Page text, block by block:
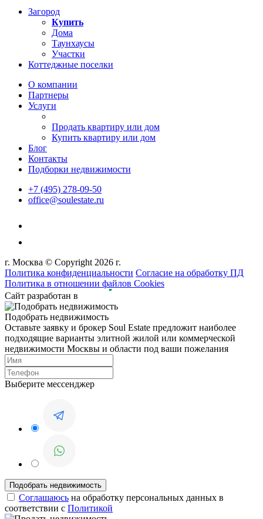
Загород
Купить
Дома
Таунхаусы
Участки
Коттеджные поселки
О компании
Партнеры
Услуги
Продать квартиру или дом
Купить квартиру или дом
Блог
Контакты
Подборки недвижимости
+7 (495) 278-09-50
office@soulestate.ru
г. Москва © Copyright 2026 г.
Политика конфиденциальности Согласие на обработку ПД
Политика в отношении файлов Cookies
Сайт разработан в
Подобрать недвижимость
Оставьте заявку и брокер Soul Estate предложит наиболее
подходящие варианты элитной жилой или коммерческой
недвижимости Москвы и области под ваши пожелания
Выберите мессенджер
Соглашаюсь на обработку персональных данных в
соответствии с Политикой